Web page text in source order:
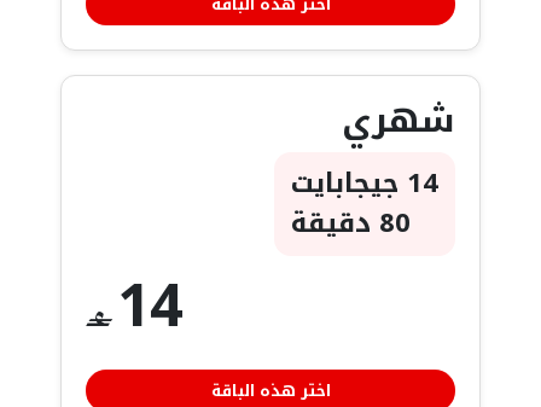
شهري
14 جيجابايت
80 دقيقة
14
‒
اختر هذه الباقة